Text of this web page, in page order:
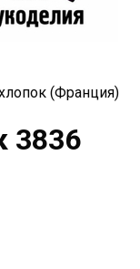
(Франция)
3836